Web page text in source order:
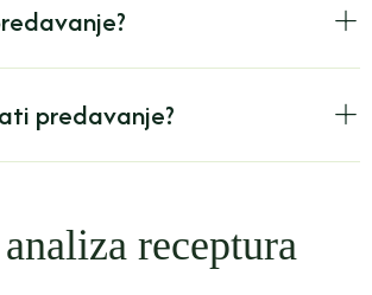
predavanje?
receptura